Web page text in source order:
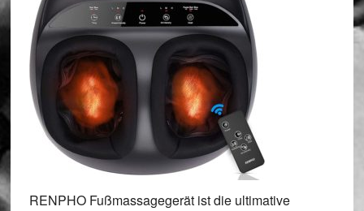
RENPHO Fußmassagegerät ist die ultimative